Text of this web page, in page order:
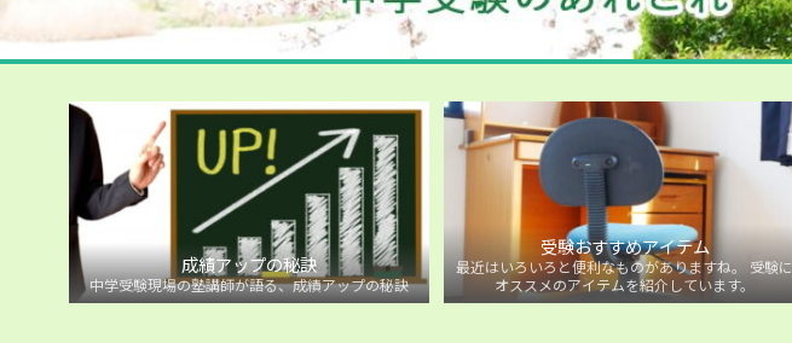
成績アップの秘訣
中学受験現場の塾講師が語る、成績アップの秘訣
受験おすすめアイテム
最近はいろいろと便利なものがありますね。 受験に
オススメのアイテムを紹介しています。